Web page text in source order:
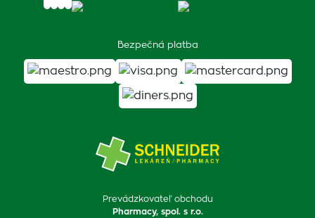
Prevádzkovateľ obchodu
Pharmacy, spol. s r.o.
Bezpečná platba